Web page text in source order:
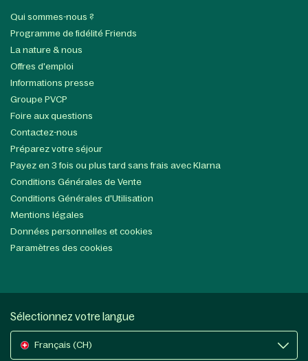
Qui sommes-nous ?
Programme de fidélité Friends
La nature & nous
Offres d'emploi
Informations presse
Groupe PVCP
Foire aux questions
Contactez-nous
Préparez votre séjour
Payez en 3 fois ou plus tard sans frais avec Klarna
Conditions Générales de Vente
Conditions Générales d'Utilisation
Mentions légales
Données personnelles et cookies
Paramètres des cookies
Sélectionnez votre langue
Français (CH)